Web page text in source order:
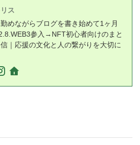
ス
めながらブログを書き始めて1ヶ月
参入→NFT初心者向けのまと
｜応援の文化と人の繋がりを大切に